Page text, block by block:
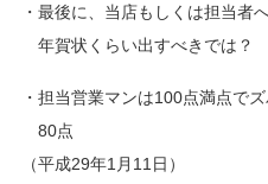
・最後に、当店もしくは担当者
年賀状くらい出すべきでは？
・担当営業マンは100点満点でズ
80点
（平成29年1月11日）